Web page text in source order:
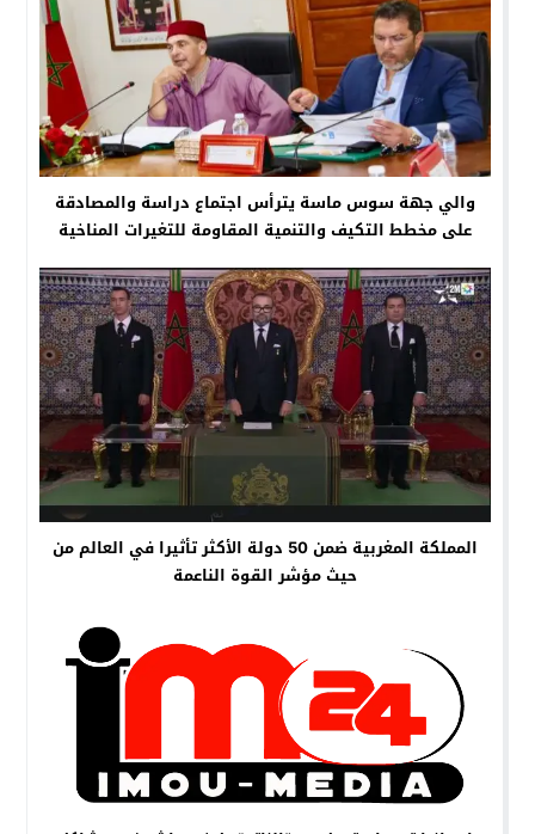
والي جهة سوس ماسة يترأس اجتماع دراسة والمصادقة
على مخطط التكيف والتنمية المقاومة للتغيرات المناخية
المملكة المغربية ضمن 50 دولة الأكثر تأثيرا في العالم من
حيث مؤشر القوة الناعمة